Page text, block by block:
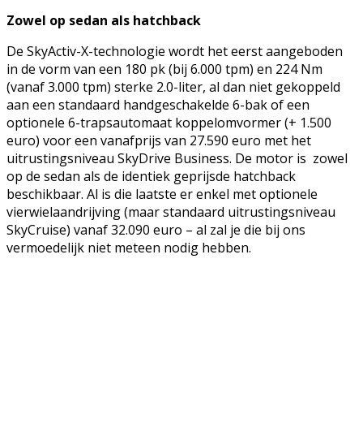
Zowel op sedan als hatchback
De SkyActiv-X-technologie wordt het eerst aangeboden
in de vorm van een 180 pk (bij 6.000 tpm) en 224 Nm
(vanaf 3.000 tpm) sterke 2.0-liter, al dan niet gekoppeld
aan een standaard handgeschakelde 6-bak of een
optionele 6-trapsautomaat koppelomvormer (+ 1.500
euro) voor een vanafprijs van 27.590 euro met het
uitrustingsniveau SkyDrive Business. De motor is zowel
op de sedan als de identiek geprijsde hatchback
beschikbaar. Al is die laatste er enkel met optionele
vierwielaandrijving (maar standaard uitrustingsniveau
SkyCruise) vanaf 32.090 euro – al zal je die bij ons
vermoedelijk niet meteen nodig hebben.